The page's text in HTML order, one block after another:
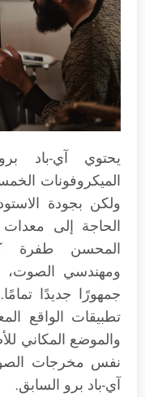
الميكروفونات
ولكن بجودة
الحاجة إلى
المحسن طفرة
جمهورًا جديدًا
تطبيقات الواقع
والموضع المكاني
نفس مخرجات
آي-باد برو السابق.